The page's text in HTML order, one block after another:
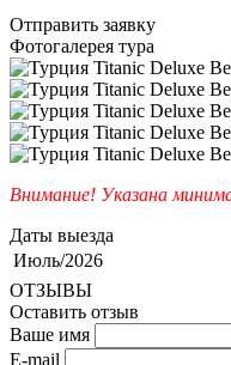
Отправить заявку
Фотогалерея тура
Внимание! Указана
Даты выезда
Июль/2026
ОТЗЫВЫ
Оставить отзыв
Ваше имя
E-mail